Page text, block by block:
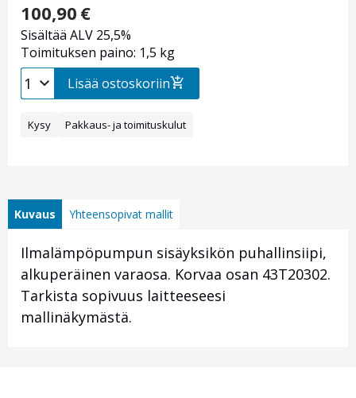
100,90 €
Sisältää ALV 25,5%
Toimituksen paino: 1,5 kg
Lisää ostoskoriin
Kysy Pakkaus- ja toimituskulut
Kuvaus Yhteensopivat mallit
Ilmalämpöpumpun sisäyksikön puhallinsiipi,
alkuperäinen varaosa. Korvaa osan 43T20302.
Tarkista sopivuus laitteeseesi
mallinäkymästä.